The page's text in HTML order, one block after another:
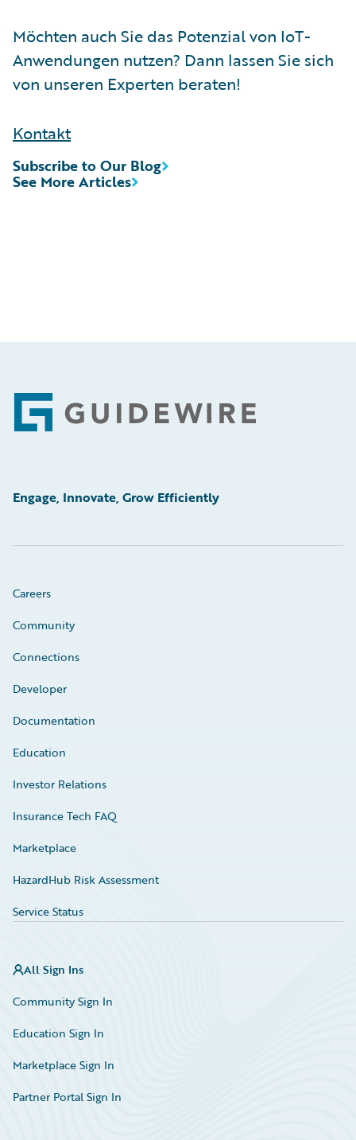
Möchten auch Sie das Potenzial von IoT-
Anwendungen nutzen? Dann lassen Sie sich
von unseren Experten beraten!
Kontakt
See More Articles
Subscribe to Our Blog
Footer
Engage, Innovate, Grow Efficiently
Careers
Community
Connections
Developer
Documentation
Education
Investor Relations
Insurance Tech FAQ
Marketplace
HazardHub Risk Assessment
Service Status
All Sign Ins
Community Sign In
Education Sign In
Marketplace Sign In
Partner Portal Sign In